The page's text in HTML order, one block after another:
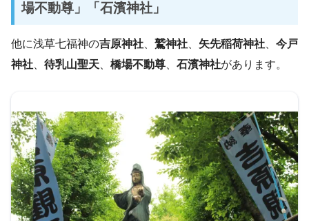
場不動尊」「石濱神社」
他に浅草七福神の吉原神社 鷲神社 矢先稲荷神社
今戸
神社
待乳山聖天 橋場不動尊 石濱神社があります。